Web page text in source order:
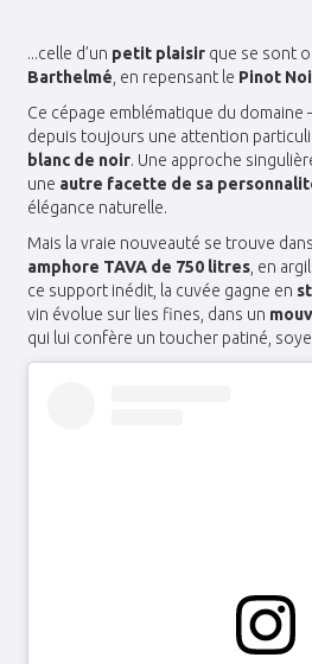
...celle d’un petit plaisir que se sont
Barthelmé, en repensant le Pinot
Ce cépage emblématique du domaine
depuis toujours une attention
blanc de noir. Une approche
une autre facette de sa
élégance naturelle.
Mais la vraie nouveauté se trouve
amphore TAVA de 750 litres, en
ce support inédit, la cuvée gagne en
vin évolue sur lies fines, dans un
qui lui confère un toucher patiné,